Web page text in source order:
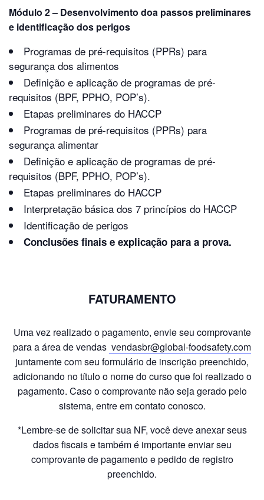
Módulo 2 – Desenvolvimento doa passos preliminares
e identificação dos perigos
Programas de pré-requisitos (PPRs) para
segurança dos alimentos
Definição e aplicação de programas de pré-
requisitos (BPF, PPHO, POP’s).
Etapas preliminares do HACCP
Programas de pré-requisitos (PPRs) para
segurança alimentar
Definição e aplicação de programas de pré-
requisitos (BPF, PPHO, POP’s).
Etapas preliminares do HACCP
Interpretação básica dos 7 princípios do HACCP
Identificação de perigos
Conclusões finais e explicação para a prova.
FATURAMENTO
Uma vez realizado o pagamento, envie seu comprovante
para a área de vendas vendasbr@global-foodsafety.com
juntamente com seu formulário de inscrição preenchido,
adicionando no título o nome do curso que foi realizado o
pagamento. Caso o comprovante não seja gerado pelo
sistema, entre em contato conosco.
*Lembre-se de solicitar sua NF, você deve anexar seus
dados fiscais e também é importante enviar seu
comprovante de pagamento e pedido de registro
preenchido.